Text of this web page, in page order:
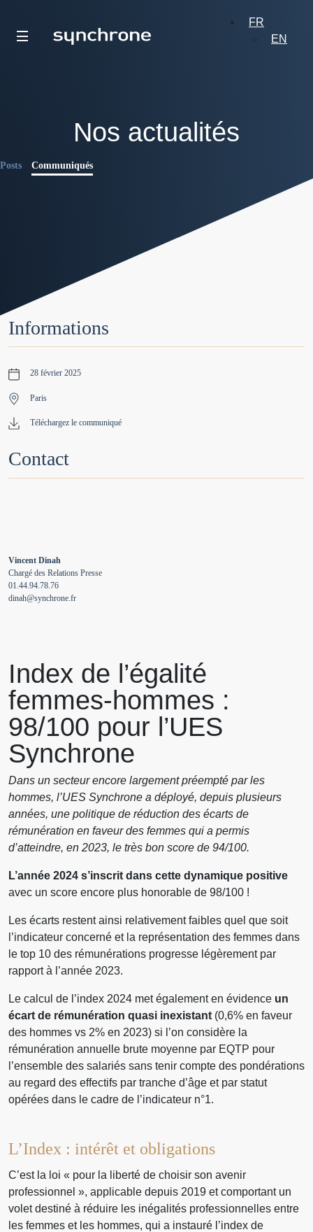
FR
EN
Nos actualités
Posts Communiqués
Informations
28 février 2025
Paris
Téléchargez le communiqué
Contact
Vincent Dinah
Chargé des Relations Presse
01.44.94.78.76
dinah@synchrone.fr
Index de l’égalité
femmes-hommes :
98/100 pour l’UES
Synchrone
Dans un secteur encore largement préempté par les
hommes, l’UES Synchrone a déployé, depuis plusieurs
années, une politique de réduction des écarts de
rémunération en faveur des femmes qui a permis
d’atteindre, en 2023, le très bon score de 94/100.
L’année 2024 s’inscrit dans cette dynamique positive
avec un score encore plus honorable de 98/100 !
Les écarts restent ainsi relativement faibles quel que soit
l’indicateur concerné et la représentation des femmes dans
le top 10 des rémunérations progresse légèrement par
rapport à l’année 2023.
Le calcul de l’index 2024 met également en évidence un
écart de rémunération quasi inexistant (0,6% en faveur
des hommes vs 2% en 2023) si l’on considère la
rémunération annuelle brute moyenne par EQTP pour
l’ensemble des salariés sans tenir compte des pondérations
au regard des effectifs par tranche d’âge et par statut
opérées dans le cadre de l’indicateur n°1.
L’Index : intérêt et obligations
C’est la loi « pour la liberté de choisir son avenir
professionnel », applicable depuis 2019 et comportant un
volet destiné à réduire les inégalités professionnelles entre
les femmes et les hommes, qui a instauré l’index de